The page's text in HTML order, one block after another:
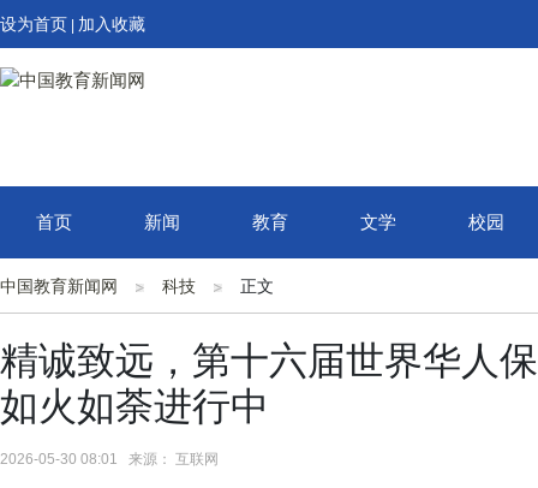
设为首页 加入收藏
首页 新闻 教育 文学 校园
中国教育新闻网 科技 正文
精诚致远，第十六届世界华人
如火如荼进行中
2026-05-30 08:01 来源： 互联网